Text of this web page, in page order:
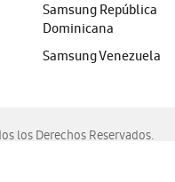
Samsung República
Dominicana
Samsung Venezuela
los Derechos Reservados.